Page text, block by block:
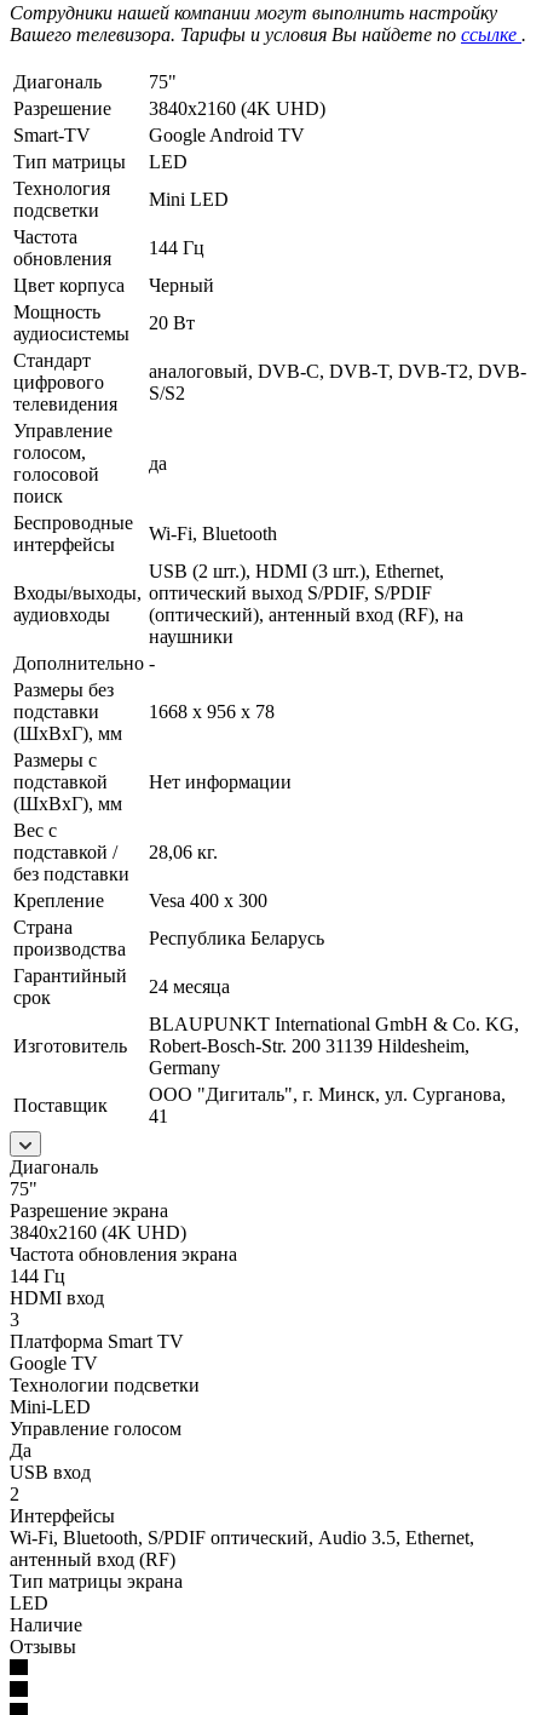
Сотрудники нашей компании могут выполнить настройку
Вашего телевизора. Тарифы и условия Вы найдете по ссылке .
Диагональ
75"
Разрешение
3840x2160 (4K UHD)
Smart-TV
Google Android TV
Тип матрицы
LED
Технология
подсветки
Mini LED
Частота
обновления
144 Гц
Цвет корпуса
Черный
Мощность
аудиосистемы
20 Вт
Стандарт
цифрового
телевидения
аналоговый, DVB-C, DVB-T, DVB-T2, DVB-
S/S2
Управление
голосом,
голосовой
поиск
да
Беспроводные
интерфейсы
Wi-Fi, Bluetooth
Входы/выходы,
аудиовходы
USB (2 шт.), HDMI (3 шт.), Ethernet,
оптический выход S/PDIF, S/PDIF
(оптический), антенный вход (RF), на
наушники
Дополнительно -
Размеры без
подставки
(ШxВxГ), мм
1668 x 956 x 78
Размеры с
подставкой
(ШxВxГ), мм
Нет информации
Вес с
подставкой /
без подставки
28,06 кг.
Крепление
Vesa 400 x 300
Страна
производства
Республика Беларусь
Гарантийный
срок
24 месяца
Изготовитель
BLAUPUNKT International GmbH & Co. KG,
Robert-Bosch-Str. 200 31139 Hildesheim,
Germany
Поставщик
ООО "Дигиталь", г. Минск, ул. Сурганова,
41
Диагональ
75"
Разрешение экрана
3840x2160 (4K UHD)
Частота обновления экрана
144 Гц
HDMI вход
3
Платформа Smart TV
Google TV
Технологии подсветки
Mini-LED
Управление голосом
Да
USB вход
2
Интерфейсы
Wi-Fi, Bluetooth, S/PDIF оптический, Audio 3.5, Ethernet,
антенный вход (RF)
Тип матрицы экрана
LED
Наличие
Отзывы